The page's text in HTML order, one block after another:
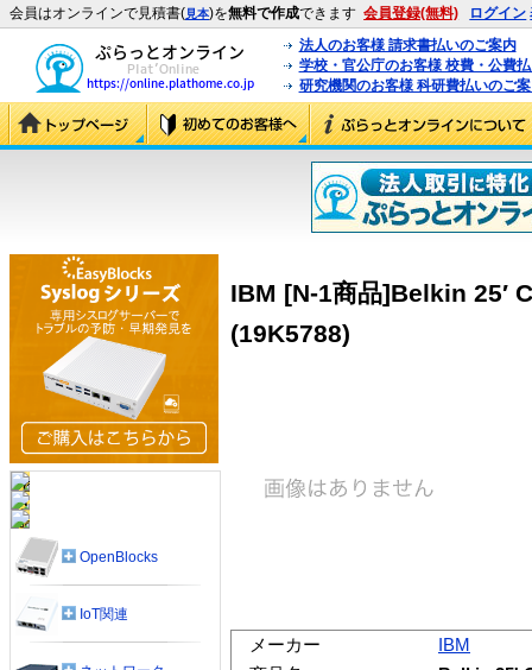
会員はオンラインで見積書(見本)を無料で作成できます 会員登録(無料) ログイン
法人のお客様 請求書払いのご案内
学校・官公庁のお客様 校費・公費
研究機関のお客様 科研費払いのご
IBM [N-1商品]Belkin 25′
(19K5788)
メーカー
IBM
OpenBlocks
IoT関連